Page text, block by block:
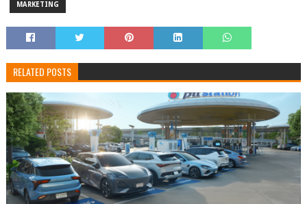
MARKETING
RELATED POSTS